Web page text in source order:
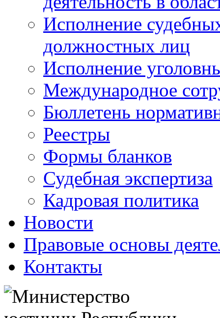
Исполнение
должностных лиц
Исполнение
Международное
Бюллетень
Реестры
Формы бланков
Судебная экспертиза
Кадровая политика
Новости
Правовые основы
Контакты